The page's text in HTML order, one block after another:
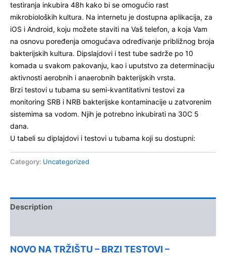
testiranja inkubira 48h kako bi se omogućio rast
mikrobioloških kultura. Na internetu je dostupna aplikacija, za
iOS i Android, koju možete staviti na Vaš telefon, a koja Vam
na osnovu poređenja omogućava određivanje približnog broja
bakterijskih kultura. Dipslajdovi i test tube sadrže po 10
komada u svakom pakovanju, kao i uputstvo za determinaciju
aktivnosti aerobnih i anaerobnih bakterijskih vrsta.
Brzi testovi u tubama su semi-kvantitativni testovi za
monitoring SRB i NRB bakterijske kontaminacije u zatvorenim
sistemima sa vodom. Njih je potrebno inkubirati na 30C 5
dana.
U tabeli su diplajdovi i testovi u tubama koji su dostupni:
Category: Uncategorized
Description
NOVO NA TRŽIŠTU – BRZI TESTOVI –